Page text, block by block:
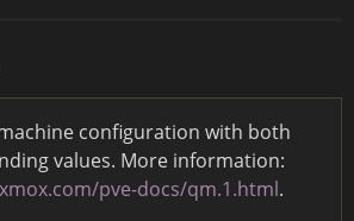
configuration with both
values. More information:
pve-docs/qm.1.html.